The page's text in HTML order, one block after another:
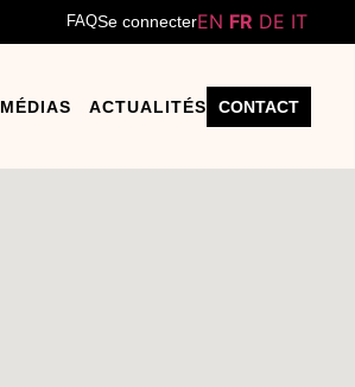
EN FR DE IT
FAQSe connecter
MÉDIAS ACTUALITÉS CONTACT